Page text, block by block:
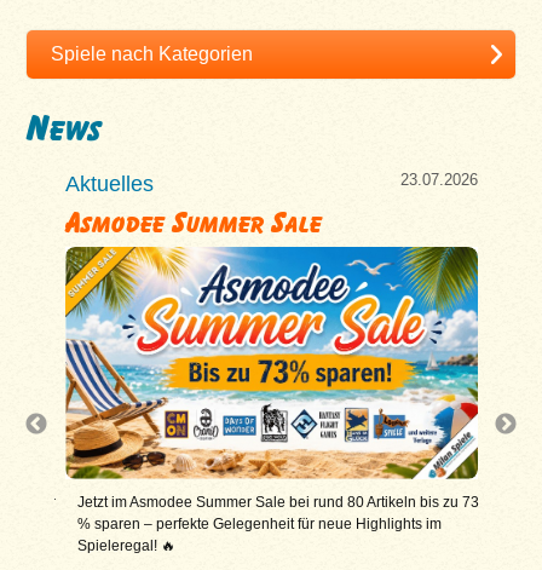
News
seid ihr
Aktuelles 23.07.2026
Asmodee Summer Sale
Jetzt im Asmodee Summer Sale bei rund 80 Artikeln bis zu 73
% sparen – perfekte Gelegenheit für neue Highlights im
Spieleregal! 🔥